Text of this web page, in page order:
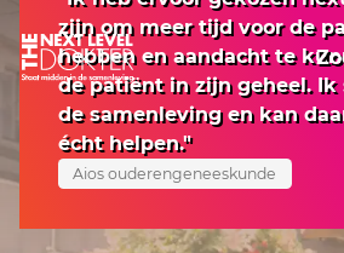
zijn om meer tijd voor de
hebben en aandacht te
de patiënt in zijn geheel.
de samenleving en kan
écht helpen."
Aios ouderengeneeskunde